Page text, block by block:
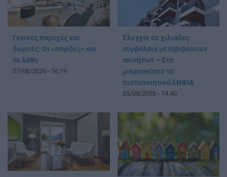
Γονικές παροχές και
δωρεές: Οι «παγίδες» και
τα λάθη
07/08/2026 - 16:19
Έλεγχοι σε χιλιάδες
συμβόλαια μεταβιβάσεων
ακινήτων – Στο
μικροσκόπιο τα
πιστοποιητικά ΕΝΦΙΑ
05/08/2026 - 14:40